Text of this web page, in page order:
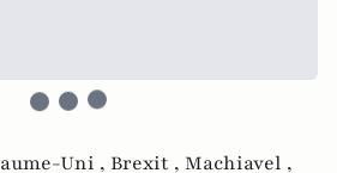
Uni , Brexit , Machiavel ,